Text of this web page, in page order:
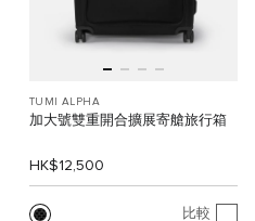
TUMI ALPHA
加大號雙重開合擴展寄艙旅行箱
HK$12,500
比較